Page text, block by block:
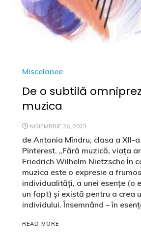
Miscelanee
De o subtilă
muzica
NOIEMBRIE 26, 2023
de Antonia Mîndru, clasa a XII-
Pinterest. „Fără muzică, viața
Friedrich Wilhelm Nietzsche În
muzica este o expresie a
individualități, a unei esențe (o
un fapt) și există pentru a crea
individului. Însemnând – în
READ MORE